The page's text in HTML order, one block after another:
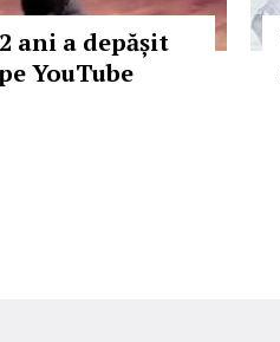
ani a depășit
YouTube